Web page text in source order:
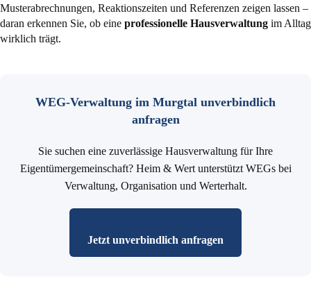
Musterabrechnungen, Reaktionszeiten und Referenzen zeigen lassen –
daran erkennen Sie, ob eine professionelle Hausverwaltung im Alltag
wirklich trägt.
WEG-Verwaltung im Murgtal unverbindlich
anfragen
Sie suchen eine zuverlässige Hausverwaltung für Ihre
Eigentümergemeinschaft? Heim & Wert unterstützt WEGs bei
Verwaltung, Organisation und Werterhalt.
Jetzt unverbindlich anfragen